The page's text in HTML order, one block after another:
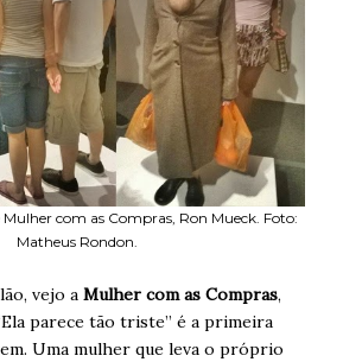
Mulher com as Compras, Ron Mueck. Foto:
Matheus Rondon.
vejo a Mulher com as Compras,
parece tão triste” é a primeira
Uma mulher que leva o próprio